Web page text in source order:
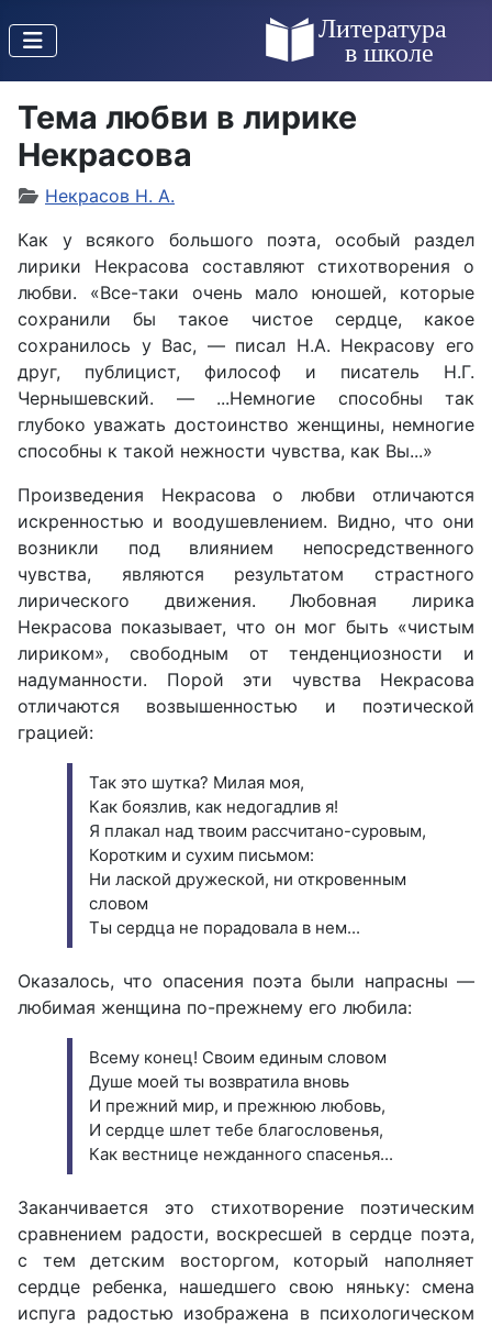
Тема любви в лирике
Некрасова
Некрасов Н. А.
Как у всякого большого поэта, особый раздел
лирики Некрасова составляют стихотворения о
любви. «Все-таки очень мало юношей, которые
сохранили бы такое чистое сердце, какое
сохранилось у Вас, — писал Н.А. Некрасову его
друг, публицист, философ и писатель Н.Г.
Чернышевский. — ...Немногие способны так
глубоко уважать достоинство женщины, немногие
способны к такой нежности чувства, как Вы...»
Произведения Некрасова о любви отличаются
искренностью и воодушевлением. Видно, что они
возникли под влиянием непосредственного
чувства, являются результатом страстного
лирического движения. Любовная лирика
Некрасова показывает, что он мог быть «чистым
лириком», свободным от тенденциозности и
надуманности. Порой эти чувства Некрасова
отличаются возвышенностью и поэтической
грацией:
Так это шутка? Милая моя,
Как боязлив, как недогадлив я!
Я плакал над твоим рассчитано-суровым,
Коротким и сухим письмом:
Ни лаской дружеской, ни откровенным
словом
Ты сердца не порадовала в нем...
Оказалось, что опасения поэта были напрасны —
любимая женщина по-прежнему его любила:
Всему конец! Своим единым словом
Душе моей ты возвратила вновь
И прежний мир, и прежнюю любовь,
И сердце шлет тебе благословенья,
Как вестнице нежданного спасенья...
Заканчивается это стихотворение поэтическим
сравнением радости, воскресшей в сердце поэта,
с тем детским восторгом, который наполняет
сердце ребенка, нашедшего свою няньку: смена
испуга радостью изображена в психологическом